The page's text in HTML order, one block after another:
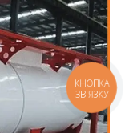
КНОПКА
ЗВ'ЯЗКУ